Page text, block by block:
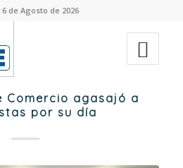
6 de Agosto de 2026
Comercio agasajó a
por su día